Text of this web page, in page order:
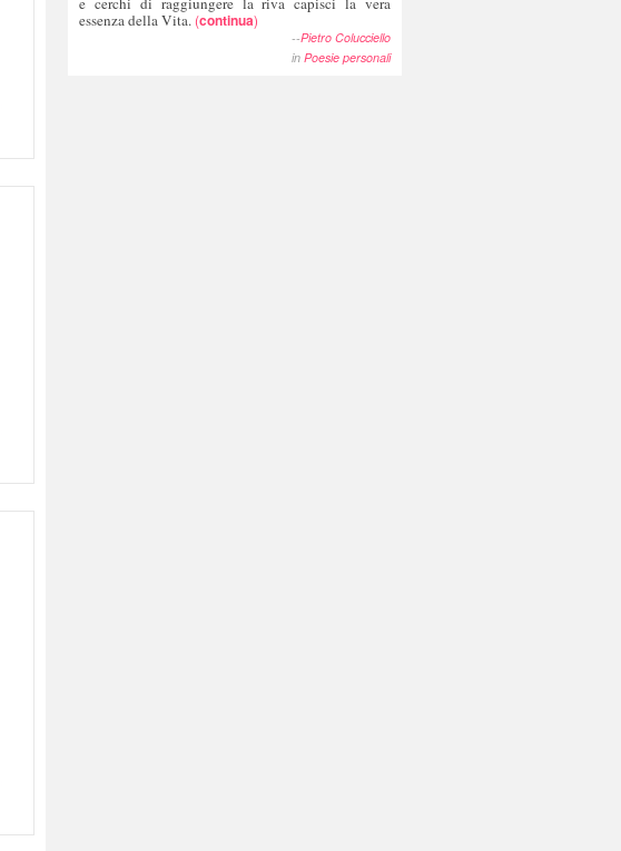
essenza della Vita. (continua)
--Pietro Colucciello
in Poesie personali